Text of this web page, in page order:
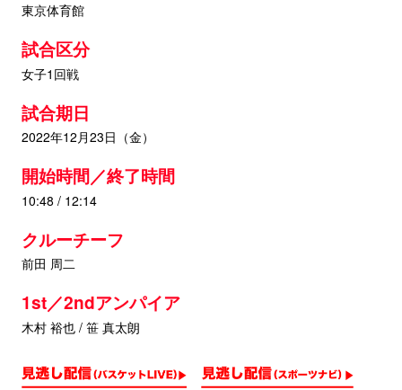
東京体育館
試合区分
女子1回戦
試合期日
2022年12月23日（金）
開始時間／終了時間
10:48 / 12:14
クルーチーフ
前田 周二
1st／2ndアンパイア
木村 裕也 / 笹 真太朗